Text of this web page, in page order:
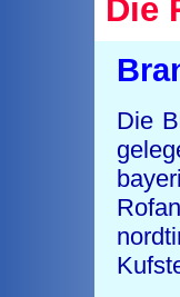
Die
Die